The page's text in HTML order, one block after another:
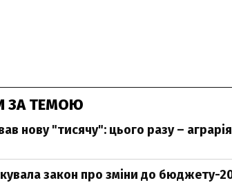
ЗА ТЕМОЮ
нову "тисячу": цього разу –
закон про зміни до бюджету-